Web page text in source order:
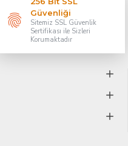
Güvenliği
Sitemiz SSL Güvenlik
Sertifikası ile Sizleri
Korumaktadır